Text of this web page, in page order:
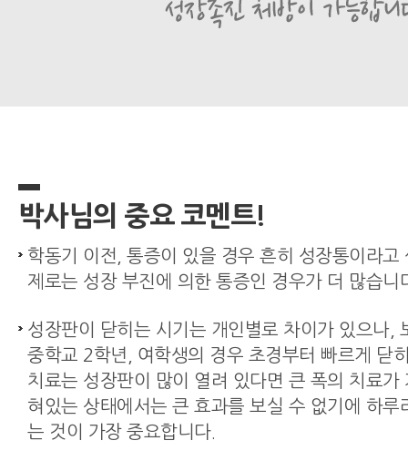
박사님의 중요 코멘트!
학동기 이전, 통증이 있을 경우 흔히 성장통이라고
제로는 성장 부진에 의한 통증인 경우가 더 많습니
성장판이 닫히는 시기는 개인별로 차이가 있으나,
중학교 2학년, 여학생의 경우 초경부터 빠르게 닫
치료는 성장판이 많이 열려 있다면 큰 폭의 치료가
혀있는 상태에서는 큰 효과를 보실 수 없기에 하루
는 것이 가장 중요합니다.